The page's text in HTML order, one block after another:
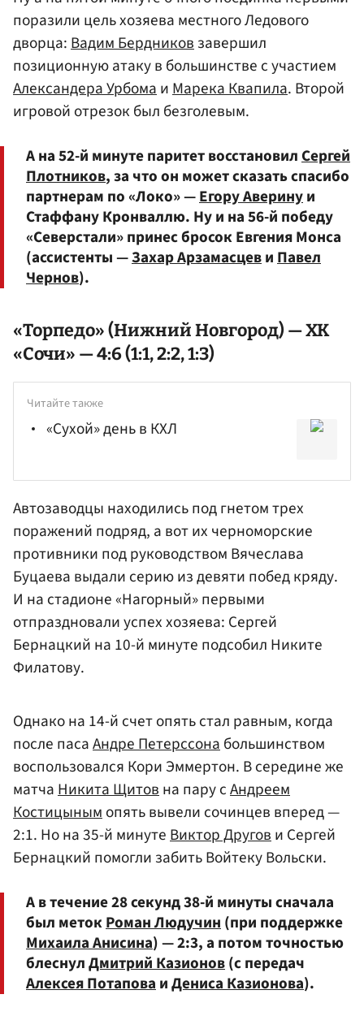
поразили цель хозяева местного Ледового
дворца:Вадим Бердниковзавершил
позиционную атаку в большинстве с участием
Александера УрбомаиМарека Квапила. Второй
игровой отрезок был безголевым.
А на 52-й минуте паритет восстановил Сергей
Плотников, за что он может сказать спасибо
партнерам по «Локо» —Егору Аверинуи
Стаффану Кронваллю. Ну и на 56-й победу
«Северстали» принес бросок Евгения Монса
(ассистенты —Захар Арзамасцеви Павел
Чернов).
«Торпедо» (Нижний Новгород) — ХК
«Сочи» — 4:6 (1:1, 2:2, 1:3)
Читайте также
«Сухой» день в КХЛ
Автозаводцы находились под гнетом трех
поражений подряд, а вот их черноморские
противники под руководством Вячеслава
Буцаева выдали серию из девяти побед кряду.
И на стадионе «Нагорный» первыми
отпраздновали успех хозяева: Сергей
Бернацкий на 10-й минуте подсобил Никите
Филатову.
Однако на 14-й счет опять стал равным, когда
после пасаАндре Петерссонабольшинством
воспользовался Кори Эммертон. В середине же
матчаНикита Щитовна пару сАндреем
Костицынымопять вывели сочинцев вперед —
2:1. Но на 35-й минутеВиктор Другови Сергей
Бернацкий помогли забить Войтеку Вольски.
А в течение 28 секунд 38-й минуты сначала
был метокРоман Людучин(при поддержке
Михаила Анисина) — 2:3, а потом точностью
блеснулДмитрий Казионов(с передач
Алексея ПотаповаиДениса Казионова).